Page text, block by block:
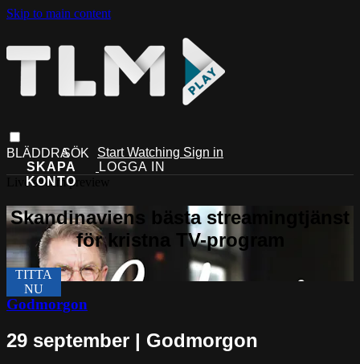
Skip to main content
Start Watching Sign in
Live stream preview
Godmorgon
29 september | Godmorgon